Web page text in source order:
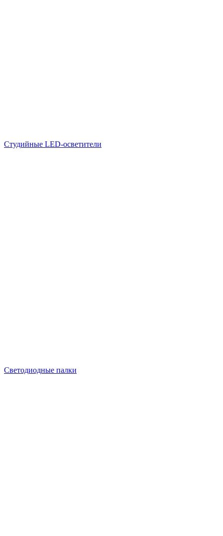
Студийные LED-осветители
Светодиодные палки